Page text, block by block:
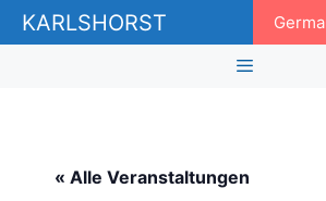
Zum
InhaltKARLSHORST
« Alle Veranstaltungen